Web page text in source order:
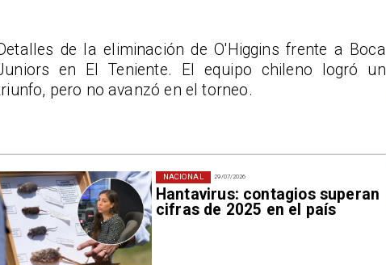
29/07/2026
Hantavirus: contagios superan
cifras de 2025 en el país
NACIONAL
de la eliminación de O'Higgins frente a Boca
en El Teniente. El equipo chileno logró un
pero no avanzó en el torneo.